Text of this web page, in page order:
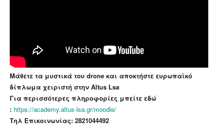
Μάθετε τα μυστικά του drone και αποκτήστε ευρωπαϊκό
δίπλωμα χειριστή στην Altus Lsa
Για περισσότερες πληροφορίες μπείτε εδώ
: https://academy.altus-lsa.gr/moodle/
Τηλ Επικοινωνίας: 2821044492